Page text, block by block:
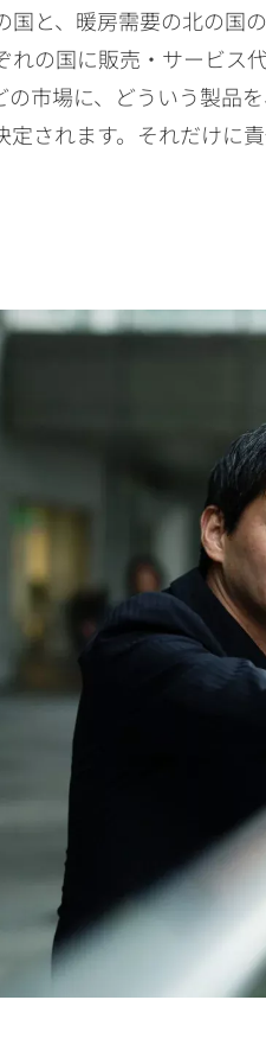
と、暖房需要の北の国
の国に販売・サービス
市場に、どういう製品
されます。それだけに